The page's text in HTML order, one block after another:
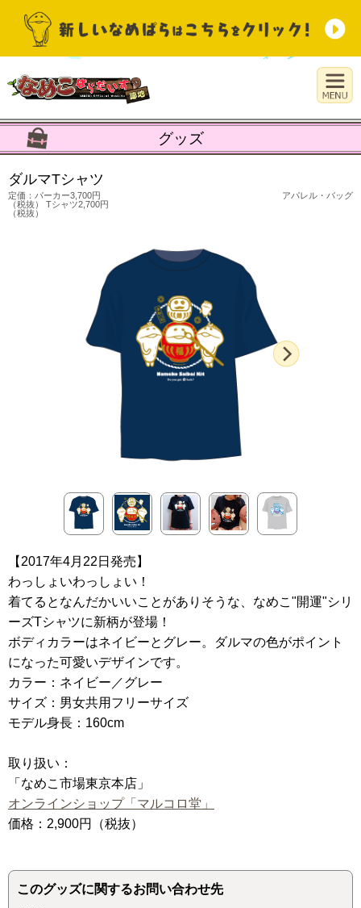
グッズ
ダルマTシャツ
定価：パーカー3,700円
（税抜） Tシャツ2,700円
（税抜）
アパレル・バッグ
【2017年4月22日発売】
わっしょいわっしょい！
着てるとなんだかいいことがありそうな、なめこ"開運"シリ
ーズTシャツに新柄が登場！
ボディカラーはネイビーとグレー。ダルマの色がポイント
になった可愛いデザインです。
カラー：ネイビー／グレー
サイズ：男女共用フリーサイズ
モデル身長：160cm
取り扱い：
「なめこ市場東京本店」
オンラインショップ「マルコロ堂」
価格：2,900円（税抜）
このグッズに関するお問い合わせ先